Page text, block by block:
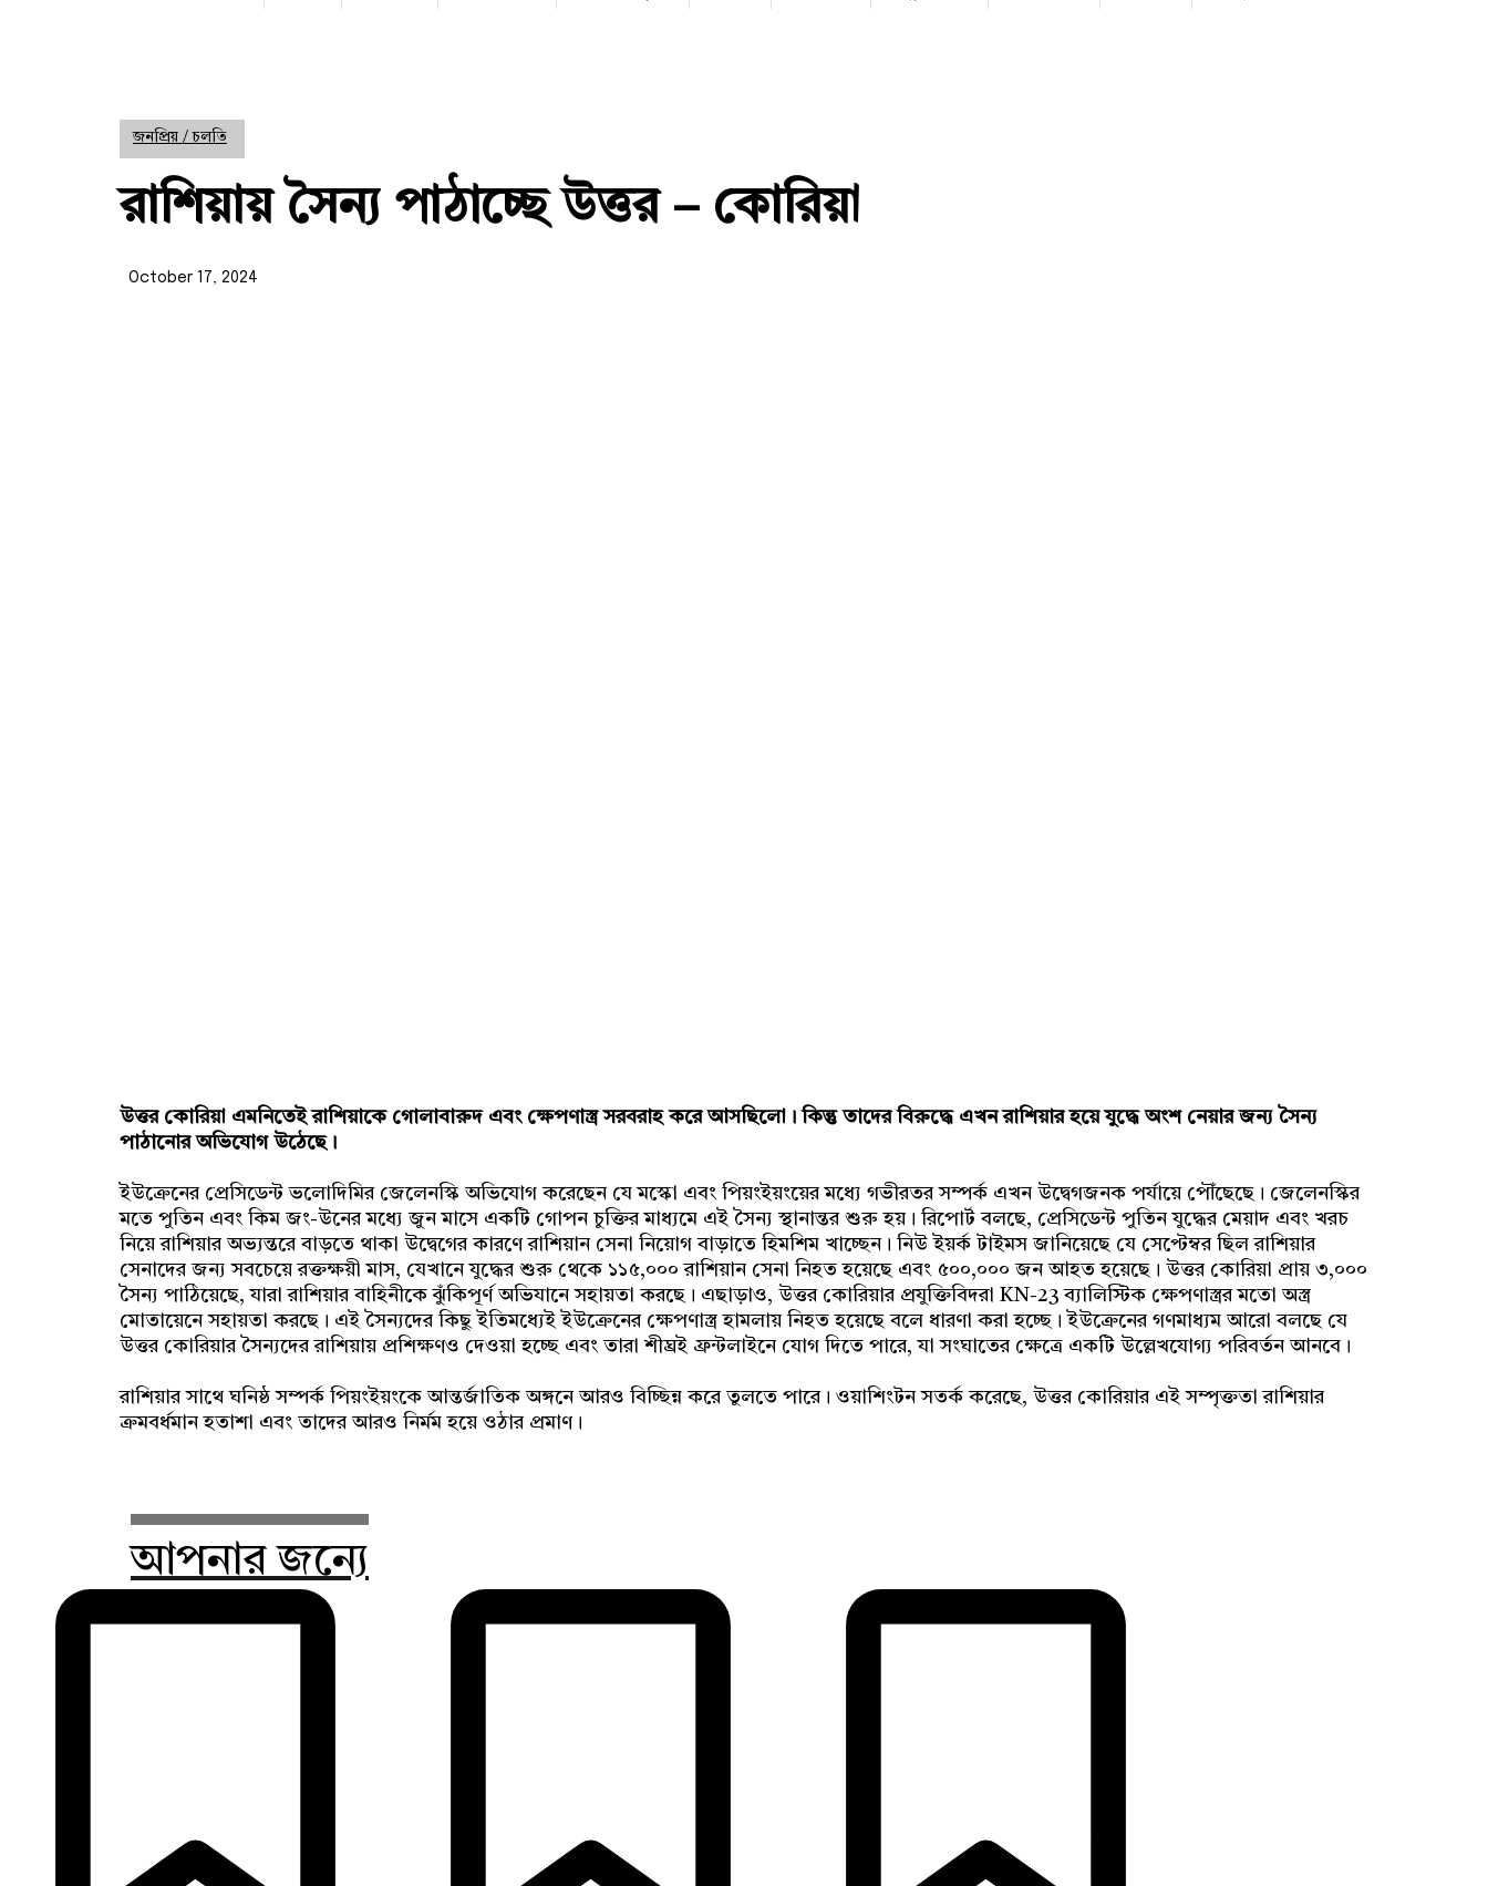
জনপ্রিয় / চলতি
রাশিয়ায় সৈন্য পাঠাচ্ছে উত্তর – কোরিয়া
October 17, 2024
উত্তর কোরিয়া এমনিতেই রাশিয়াকে গোলাবারুদ এবং ক্ষেপণাস্ত্র সরবরাহ করে আসছিলো। কিন্তু তাদের বিরুদ্ধে এখন রাশিয়ার হয়ে যুদ্ধে অংশ নেয়ার জন্য সৈন্য
পাঠানোর অভিযোগ উঠেছে।
ইউক্রেনের প্রেসিডেন্ট ভলোদিমির জেলেনস্কি অভিযোগ করেছেন যে মস্কো এবং পিয়ংইয়ংয়ের মধ্যে গভীরতর সম্পর্ক এখন উদ্বেগজনক পর্যায়ে পৌঁছেছে। জেলেনস্কির
মতে পুতিন এবং কিম জং-উনের মধ্যে জুন মাসে একটি গোপন চুক্তির মাধ্যমে এই সৈন্য স্থানান্তর শুরু হয়। রিপোর্ট বলছে, প্রেসিডেন্ট পুতিন যুদ্ধের মেয়াদ এবং খরচ
নিয়ে রাশিয়ার অভ্যন্তরে বাড়তে থাকা উদ্বেগের কারণে রাশিয়ান সেনা নিয়োগ বাড়াতে হিমশিম খাচ্ছেন। নিউ ইয়র্ক টাইমস জানিয়েছে যে সেপ্টেম্বর ছিল রাশিয়ার
সেনাদের জন্য সবচেয়ে রক্তক্ষয়ী মাস, যেখানে যুদ্ধের শুরু থেকে ১১৫,০০০ রাশিয়ান সেনা নিহত হয়েছে এবং ৫০০,০০০ জন আহত হয়েছে। উত্তর কোরিয়া প্রায় ৩,০০০
সৈন্য পাঠিয়েছে, যারা রাশিয়ার বাহিনীকে ঝুঁকিপূর্ণ অভিযানে সহায়তা করছে। এছাড়াও, উত্তর কোরিয়ার প্রযুক্তিবিদরা KN-23 ব্যালিস্টিক ক্ষেপণাস্ত্রর মতো অস্ত্র
মোতায়েনে সহায়তা করছে। এই সৈন্যদের কিছু ইতিমধ্যেই ইউক্রেনের ক্ষেপণাস্ত্র হামলায় নিহত হয়েছে বলে ধারণা করা হচ্ছে। ইউক্রেনের গণমাধ্যম আরো বলছে যে
উত্তর কোরিয়ার সৈন্যদের রাশিয়ায় প্রশিক্ষণও দেওয়া হচ্ছে এবং তারা শীঘ্রই ফ্রন্টলাইনে যোগ দিতে পারে, যা সংঘাতের ক্ষেত্রে একটি উল্লেখযোগ্য পরিবর্তন আনবে।
রাশিয়ার সাথে ঘনিষ্ঠ সম্পর্ক পিয়ংইয়ংকে আন্তর্জাতিক অঙ্গনে আরও বিচ্ছিন্ন করে তুলতে পারে। ওয়াশিংটন সতর্ক করেছে, উত্তর কোরিয়ার এই সম্পৃক্ততা রাশিয়ার
ক্রমবর্ধমান হতাশা এবং তাদের আরও নির্মম হয়ে ওঠার প্রমাণ।
আপনার জন্যে